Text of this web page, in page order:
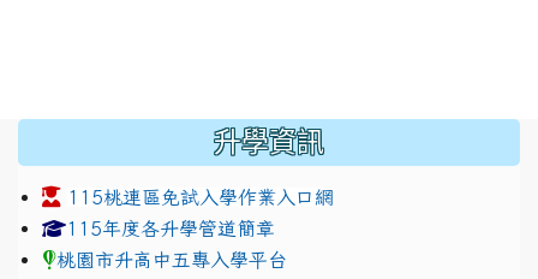
升學資訊
115桃連區免試入學作業入口網
link to https://www.jhjhs.tyc.edu.tw/modules/
115年度各升學管道簡章
桃園市升高中五專入學平台